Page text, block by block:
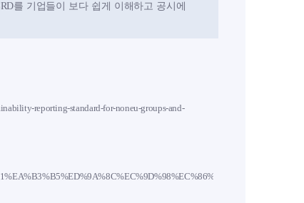
를 기업들이 보다 쉽게 이해하고 공시에
reporting-standard-for-noneu-groups-and-